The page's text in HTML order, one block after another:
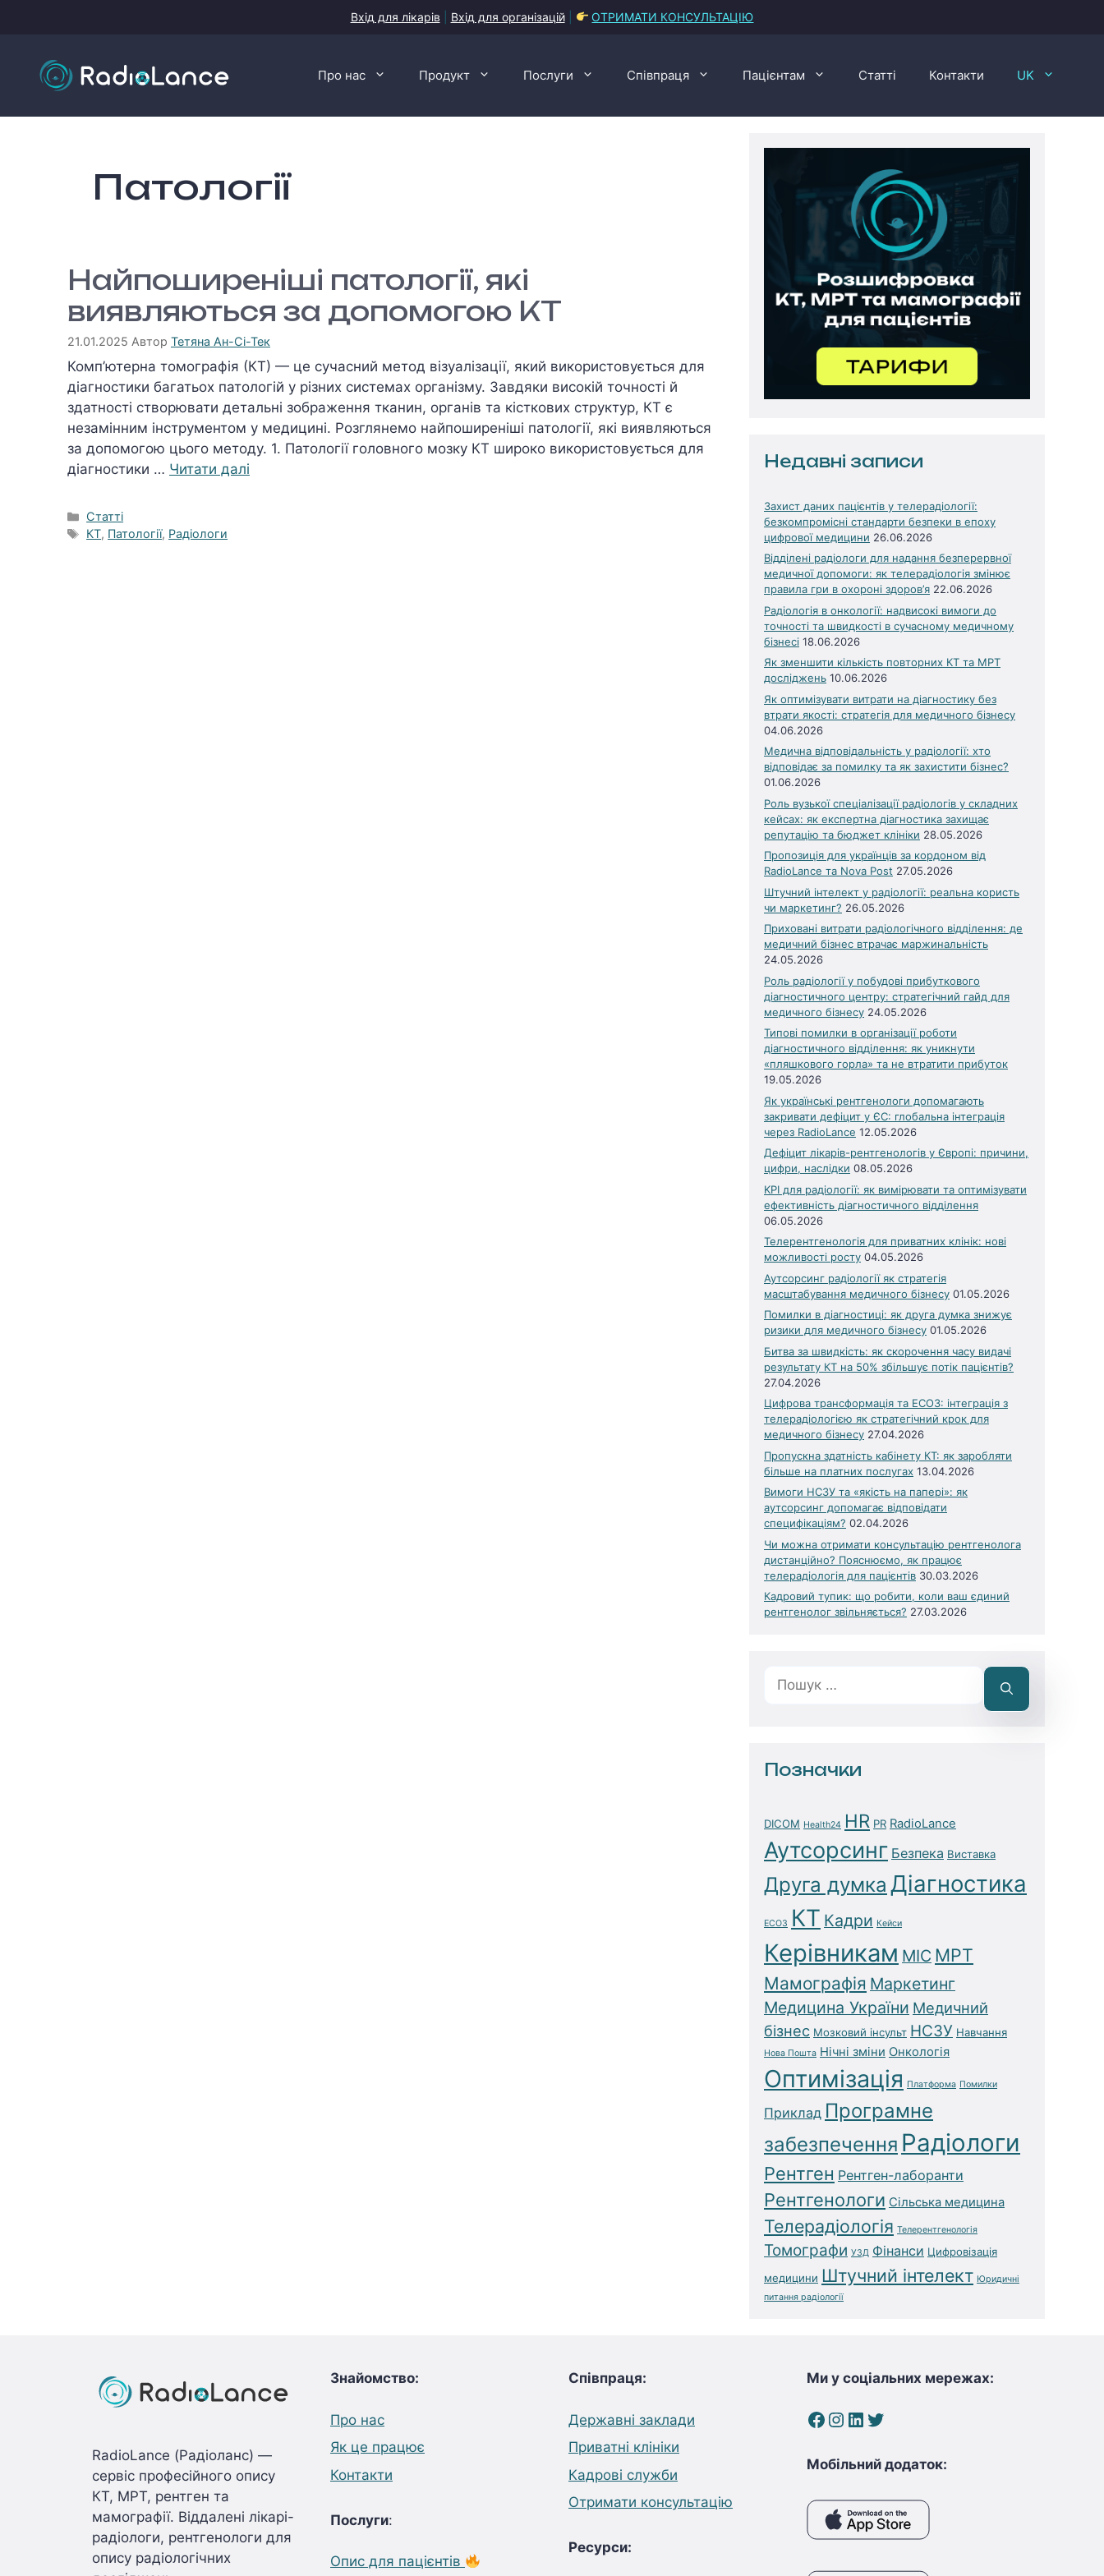
Вхід для лікарів Вхід для організацій| ОТРИМАТИ КОНСУЛЬТАЦІЮ
Про нас Продукт Послуги Співпраця Пацієнтам Статті Контакти UK
Патології
Найпоширеніші патології, які
виявляються за допомогою КТ
21.01.2025 Автор Тетяна Ан-Сі-Тек
Комп’ютерна томографія (КТ) — це сучасний метод візуалізації, який використовується для
діагностики багатьох патологій у різних системах організму. Завдяки високій точності й
здатності створювати детальні зображення тканин, органів та кісткових структур, КТ є
незамінним інструментом у медицині. Розглянемо найпоширеніші патології, які виявляються
за допомогою цього методу. 1. Патології головного мозку КТ широко використовується для
діагностики … Читати далі
Категорії
Статті
Позначки
КТ, Патології, Радіологи
Недавні записи
Захист даних пацієнтів у телерадіології:
безкомпромісні стандарти безпеки в епоху
цифрової медицини 26.06.2026
Відділені радіологи для надання безперервної
медичної допомоги: як телерадіологія змінює
правила гри в охороні здоров’я 22.06.2026
Радіологія в онкології: надвисокі вимоги до
точності та швидкості в сучасному медичному
бізнесі 18.06.2026
Як зменшити кількість повторних КТ та МРТ
досліджень 10.06.2026
Як оптимізувати витрати на діагностику без
втрати якості: стратегія для медичного бізнесу
04.06.2026
Медична відповідальність у радіології: хто
відповідає за помилку та як захистити бізнес?
01.06.2026
Роль вузької спеціалізації радіологів у складних
кейсах: як експертна діагностика захищає
репутацію та бюджет клініки 28.05.2026
Пропозиція для українців за кордоном від
RadioLance та Nova Post 27.05.2026
Штучний інтелект у радіології: реальна користь
чи маркетинг? 26.05.2026
Приховані витрати радіологічного відділення: де
медичний бізнес втрачає маржинальність
24.05.2026
Роль радіології у побудові прибуткового
діагностичного центру: стратегічний гайд для
медичного бізнесу 24.05.2026
Типові помилки в організації роботи
діагностичного відділення: як уникнути
«пляшкового горла» та не втратити прибуток
19.05.2026
Як українські рентгенологи допомагають
закривати дефіцит у ЄС: глобальна інтеграція
через RadioLance 12.05.2026
Дефіцит лікарів-рентгенологів у Європі: причини,
цифри, наслідки 08.05.2026
KPI для радіології: як вимірювати та оптимізувати
ефективність діагностичного відділення
06.05.2026
Телерентгенологія для приватних клінік: нові
можливості росту 04.05.2026
Аутсорсинг радіології як стратегія
масштабування медичного бізнесу 01.05.2026
Помилки в діагностиці: як друга думка знижує
ризики для медичного бізнесу 01.05.2026
Битва за швидкість: як скорочення часу видачі
результату КТ на 50% збільшує потік пацієнтів?
27.04.2026
Цифрова трансформація та ЕСОЗ: інтеграція з
телерадіологією як стратегічний крок для
медичного бізнесу 27.04.2026
Пропускна здатність кабінету КТ: як заробляти
більше на платних послугах 13.04.2026
Вимоги НСЗУ та «якість на папері»: як
аутсорсинг допомагає відповідати
специфікаціям? 02.04.2026
Чи можна отримати консультацію рентгенолога
дистанційно? Пояснюємо, як працює
телерадіологія для пацієнтів 30.03.2026
Кадровий тупик: що робити, коли ваш єдиний
рентгенолог звільняється? 27.03.2026
Позначки
DICOM Health24 HR PR RadioLance
Аутсорсинг Безпека Виставка
Друга думка Діагностика
ЕСОЗ КТ Кадри Кейси
Керівникам МІС МРТ
Мамографія Маркетинг
Медицина України Медичний
бізнес Мозковий інсульт НСЗУ Навчання
Нова Пошта Нічні зміни Онкологія
Оптимізація Платформа Помилки
Приклад Програмне
забезпечення Радіологи
Рентген Рентген-лаборанти
Рентгенологи Сільська медицина
Телерадіологія Телерентгенологія
Томографи УЗД Фінанси Цифровізація
медицини Штучний інтелект Юридичні
питання радіології
RadioLance (Радіоланс) —
сервіс професійного опису
КТ, МРТ, рентген та
мамографії. Віддалені лікарі-
радіологи, рентгенологи для
опису радіологічних
Знайомство:
Про нас
Як це працює
Контакти
Послуги:
Опис для пацієнтів
Співпраця:
Державні заклади
Приватні клініки
Кадрові служби
Отримати консультацію
Ресурси:
Ми у соціальних мережах:
Facebook
Instagram
LinkedIn
Twitter
Мобільний додаток: